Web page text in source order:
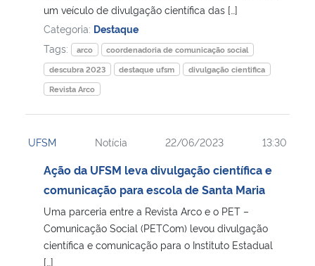
Secretaria-Geral
Secretaria de Governo
Advocacia-Geral da União
Banco Central do Brasil
um veículo de divulgação científica das […]
Categoria: Destaque
Tags:
arco
coordenadoria de comunicação social
descubra 2023
destaque ufsm
divulgação cientifica
Revista Arco
UFSM Notícia 22/06/2023 13:30
Ação da UFSM leva divulgação científica e
comunicação para escola de Santa Maria
Uma parceria entre a Revista Arco e o PET –
Comunicação Social (PETCom) levou divulgação
científica e comunicação para o Instituto Estadual
[…]